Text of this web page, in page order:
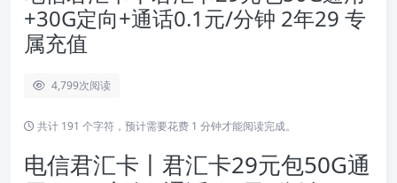
+30G定向+通话0.1元/分钟 2年29 专
属充值
4,799次阅读
共计 191 个字符，预计需要花费 1 分钟才能阅读完成。
电信君汇卡丨君汇卡29元包50G通